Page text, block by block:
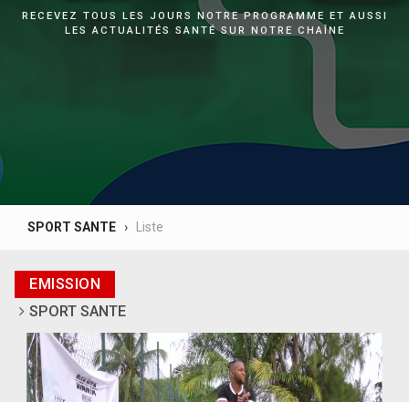
RECEVEZ TOUS LES JOURS NOTRE PROGRAMME ET AUSSI
LES ACTUALITÉS SANTÉ SUR NOTRE CHAÎNE
SPORT SANTE Liste
EMISSION
SPORT SANTE